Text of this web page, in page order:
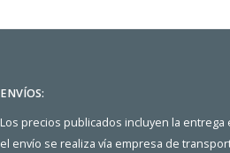
ENVÍOS:
Los precios publicados incluyen la entrega
el envío se realiza vía empresa de